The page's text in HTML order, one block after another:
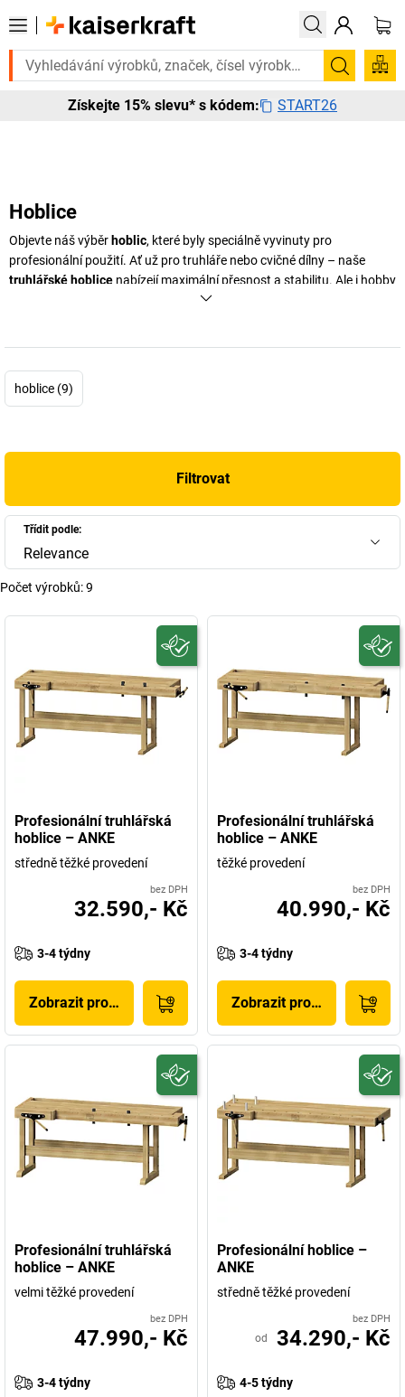
to urgentně? Vybrané bestsellery doručíme do 72 hodin.
Hledání
Získejte 15% slevu* s kódem: START26
Hoblice
Objevte náš výběr hoblic, které byly speciálně vyvinuty pro
profesionální použití. Ať už pro truhláře nebo cvičné dílny – naše
truhlářské hoblice nabízejí maximální přesnost a stabilitu. Ale i hobby
řemeslníci u nás najdou tu správnou
hoblice (9)
Filtrovat
Třídit podle:
Relevance
Počet výrobků:9
Profesionální truhlářská
hoblice – ANKE
středně těžké provedení
bez DPH
32.590,- Kč
3-4 týdny
Zobrazit produkt
Profesionální truhlářská
hoblice – ANKE
těžké provedení
bez DPH
40.990,- Kč
3-4 týdny
Zobrazit produkt
Profesionální truhlářská
hoblice – ANKE
velmi těžké provedení
bez DPH
47.990,- Kč
3-4 týdny
Profesionální hoblice –
ANKE
středně těžké provedení
bez DPH
od 34.290,- Kč
4-5 týdny